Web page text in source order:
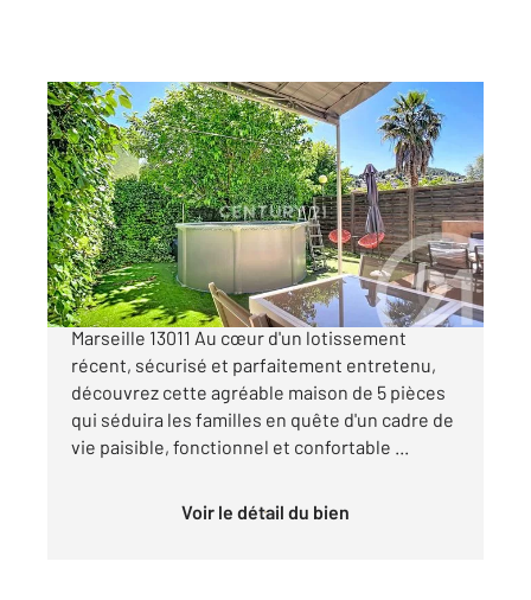
MARSEILLE 13011
88 m2, 5 pièces
Ref : 63003
Maison à vendre
365 000 €
MAISON FAMILIALE AVEC GARAGE et jardin
Marseille 13011 Au cœur d'un lotissement
récent, sécurisé et parfaitement entretenu,
découvrez cette agréable maison de 5 pièces
qui séduira les familles en quête d'un cadre de
vie paisible, fonctionnel et confortable ...
Voir le détail du bien